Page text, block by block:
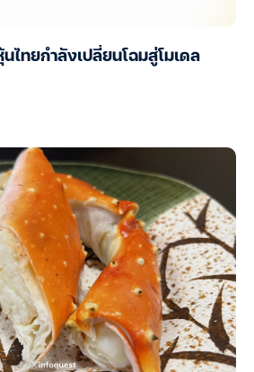
ไทยกำลังเปลี่ยนโฉมสู่โมเดล